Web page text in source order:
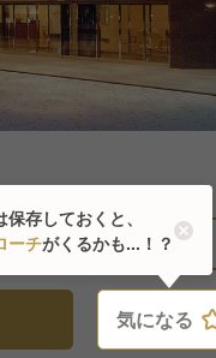
討中
気になる
気になる
存しておくと、
ーチがくるかも...！？